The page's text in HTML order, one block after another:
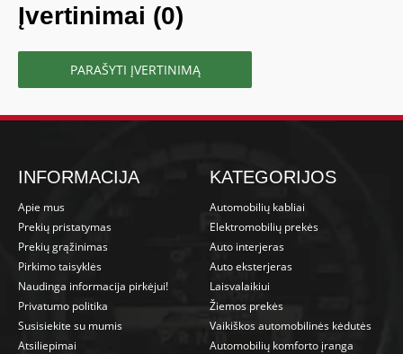
Įvertinimai (0)
PARAŠYTI ĮVERTINIMĄ
INFORMACIJA
Apie mus
Prekių pristatymas
Prekių grąžinimas
Pirkimo taisyklės
Naudinga informacija pirkėjui!
Privatumo politika
Susisiekite su mumis
Atsiliepimai
KATEGORIJOS
Automobilių kabliai
Elektromobilių prekės
Auto interjeras
Auto eksterjeras
Laisvalaikiui
Žiemos prekės
Vaikiškos automobilinės kėdutės
Automobilių komforto įranga